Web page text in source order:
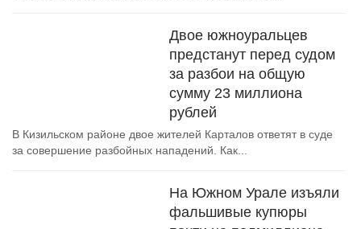
Двое южноуральцев
предстанут перед судом
за разбои на общую
сумму 23 миллиона
рублей
В Кизильском районе двое жителей Карталов ответят в суде
за совершение разбойных нападений. Как...
На Южном Урале изъяли
фальшивые купюры